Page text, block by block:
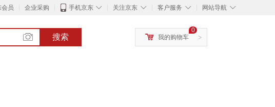
会员 企业采购 ◇
手机京东 ◇
关注京东 ◇
客户服务 ◇
网站导航
搜索 >
0
我的购物车